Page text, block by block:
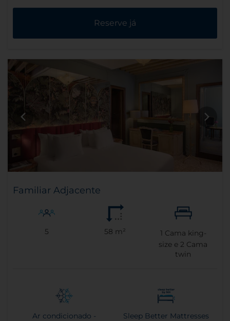
Reserve já
Familiar Adjacente
5 58 m² 1 Cama king-
size e 2 Cama
twin
Ar condicionado -
Sleep Better Mattresses